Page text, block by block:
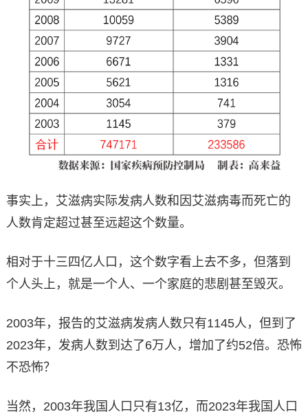
事实上，艾滋病实际发病人数和因艾滋病毒而死亡的
人数肯定超过甚至远超这个数量。
相对于十三四亿人口，这个数字看上去不多，但落到
个人头上，就是一个人、一个家庭的悲剧甚至毁灭。
2003年，报告的艾滋病发病人数只有1145人，但到了
2023年，发病人数到达了6万人，增加了约52倍。恐怖
不恐怖？
当然，2003年我国人口只有13亿，而2023年我国人口